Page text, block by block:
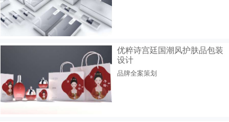
优粹诗宫廷国潮风护肤品包装
设计
品牌全案策划